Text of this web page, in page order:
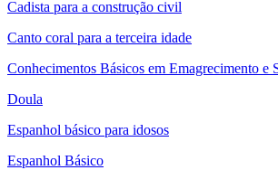
Cadista para a construção civil
Canto coral para a terceira idade
Conhecimentos Básicos em Emagrecimento e
Doula
Espanhol básico para idosos
Espanhol Básico